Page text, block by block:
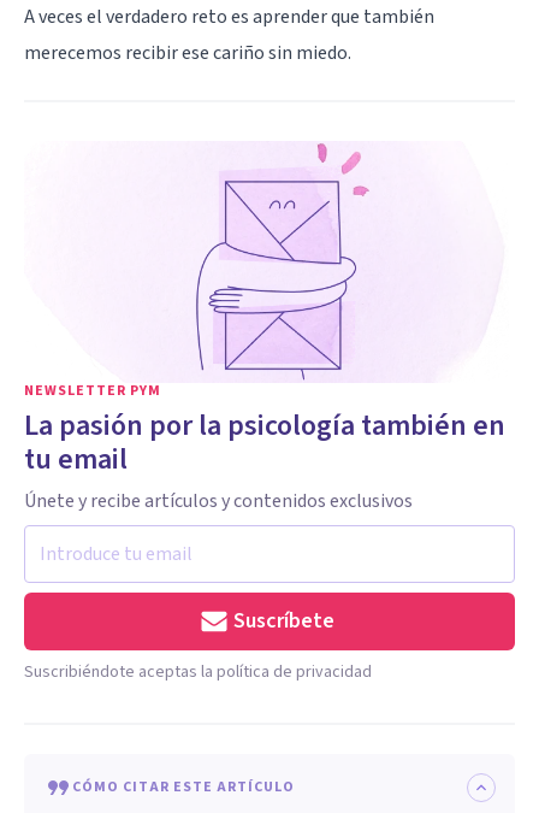
A veces el verdadero reto es aprender que también
merecemos recibir ese cariño sin miedo.
NEWSLETTER PYM
La pasión por la psicología también en
tu email
Únete y recibe artículos y contenidos exclusivos
Suscríbete
Suscribiéndote aceptas la política de privacidad
CÓMO CITAR ESTE ARTÍCULO